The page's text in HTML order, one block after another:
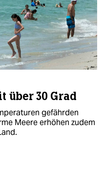
über 30 Grad
gefährden
Meere erhöhen zudem